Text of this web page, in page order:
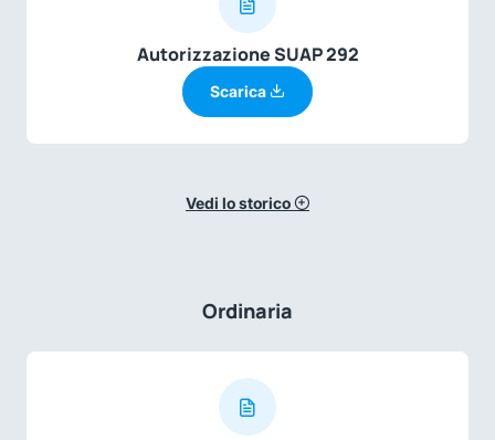
Autorizzazione SUAP 292
Scarica
Vedi lo storico
Ordinaria